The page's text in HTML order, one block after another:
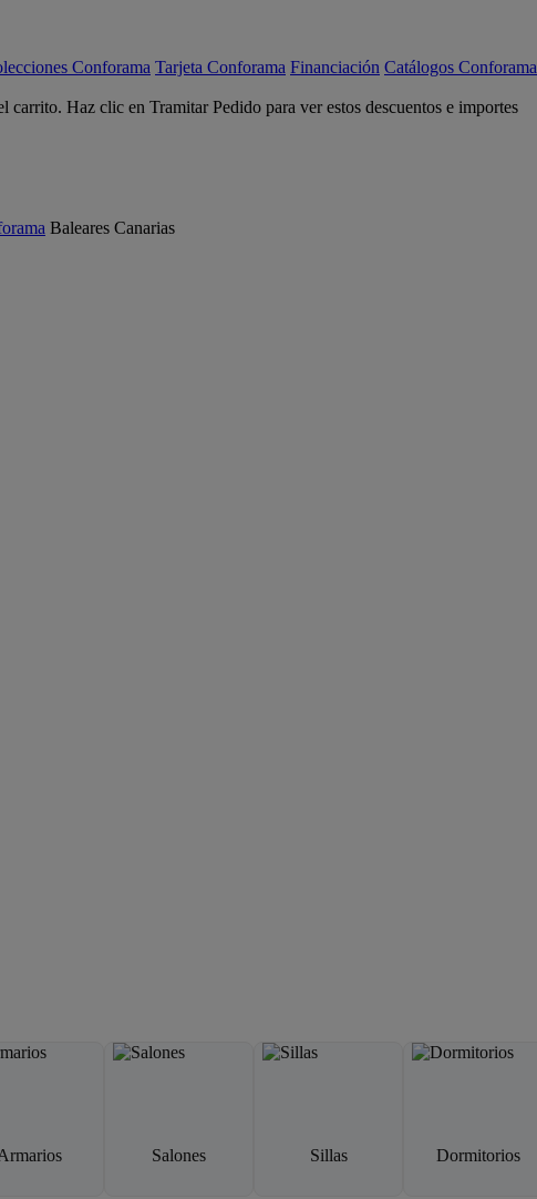
Conforama Tarjeta Conforama Financiación Catálogos Conforama
carrito. Haz clic en Tramitar Pedido para ver estos descuentos e importes
Baleares Canarias
Salones Sillas Dormitorios